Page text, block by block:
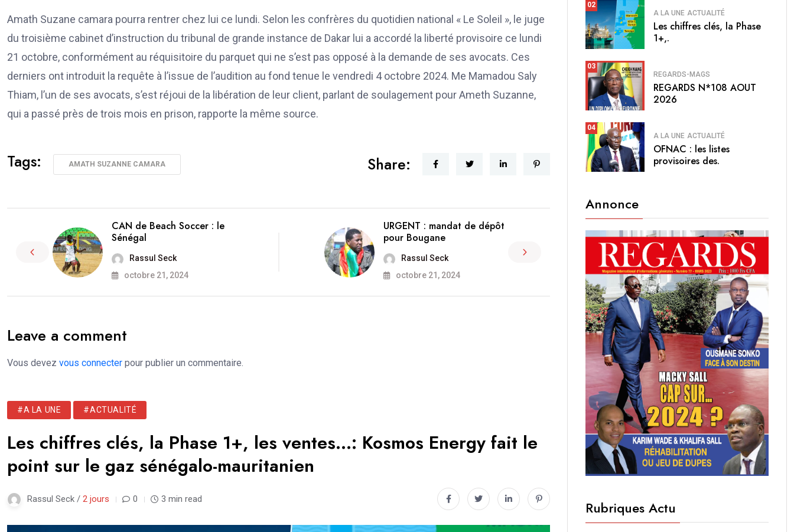
Amath Suzane camara pourra rentrer chez lui ce lundi. Selon les confrères du quotidien national « Le Soleil », le juge
du troisième cabinet d’instruction du tribunal de grande instance de Dakar lui a accordé la liberté provisoire ce lundi
21 octobre, conformément au réquisitoire du parquet qui ne s’est pas opposé à la demande de ses avocats. Ces
derniers ont introduit la requête à l’issue de l’audition au fond tenue le vendredi 4 octobre 2024. Me Mamadou Saly
Thiam, l’un de ses avocats, s’est réjoui de la libération de leur client, parlant de soulagement pour Ameth Suzanne,
qui a passé près de trois mois en prison, rapporte la même source.
Tags: AMATH SUZANNE CAMARA Share:
CAN de Beach Soccer : le
Sénégal
Rassul Seck
octobre 21, 2024
URGENT : mandat de dépôt
pour Bougane
Rassul Seck
octobre 21, 2024
Leave a comment
Vous devez vous connecter pour publier un commentaire.
#A LA UNE #ACTUALITÉ
Les chiffres clés, la Phase 1+, les ventes…: Kosmos Energy fait le
point sur le gaz sénégalo-mauritanien
Rassul Seck / 2 jours 0 3 min read
02
A LA UNE ACTUALITÉ
Les chiffres clés, la Phase
1+,.
03
REGARDS-MAGS
REGARDS N*108 AOUT
2026
04
A LA UNE ACTUALITÉ
OFNAC : les listes
provisoires des.
Annonce
Rubriques Actu